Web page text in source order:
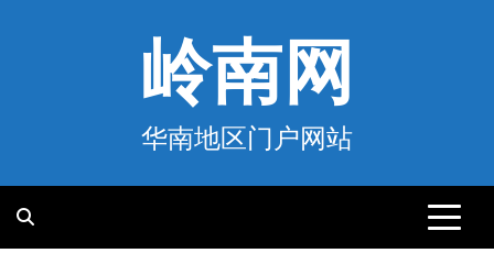
岭南网
华南地区门户网站